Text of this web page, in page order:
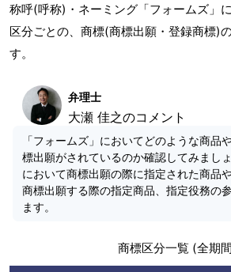
称呼(呼称)・ネーミング「フォームズ」
区分ごとの、商標(商標出願・登録商標)
す。
弁理士
大瀬 佳之のコメント
「フォームズ」においてどのような商品
標出願がされているのか確認してみまし
において商標出願の際に指定された商品
商標出願する際の指定商品、指定役務の
ます。
商標区分一覧 (全期